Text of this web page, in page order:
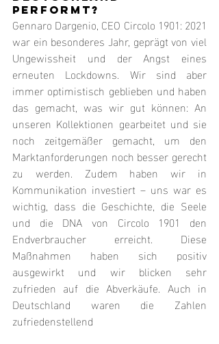
PERFORMT?
Gennaro Dargenio, CEO Circolo 1901: 2021
war ein besonderes Jahr, geprägt von viel
Ungewissheit und der Angst eines
erneuten Lockdowns. Wir sind aber
immer optimistisch geblieben und haben
das gemacht, was wir gut können: An
unseren Kollektionen gearbeitet und sie
noch zeitgemäßer gemacht, um den
Marktanforderungen noch besser gerecht
zu werden. Zudem haben wir in
Kommunikation investiert – uns war es
wichtig, dass die Geschichte, die Seele
und die DNA von Circolo 1901 den
Endverbraucher erreicht. Diese
Maßnahmen haben sich positiv
ausgewirkt und wir blicken sehr
zufrieden auf die Abverkäufe. Auch in
Deutschland waren die Zahlen
zufriedenstellend